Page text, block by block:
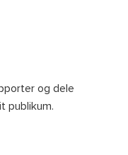
og dele
publikum.